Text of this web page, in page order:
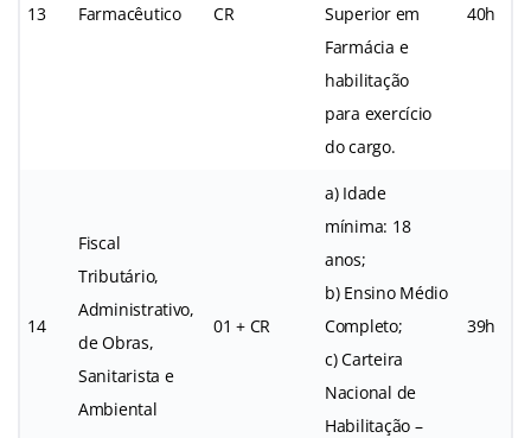
13 Farmacêutico CR
Superior em
Farmácia e
habilitação
para exercício
do cargo.
40h
14
Fiscal
Tributário,
Administrativo,
de Obras,
Sanitarista e
Ambiental
01 + CR
a) Idade
mínima: 18
anos;
b) Ensino Médio
Completo;
c) Carteira
Nacional de
Habilitação –
39h